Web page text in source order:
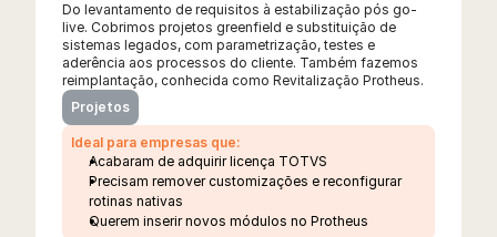
Do levantamento de requisitos à estabilização pós go-
live. Cobrimos projetos greenfield e substituição de
sistemas legados, com parametrização, testes e
aderência aos processos do cliente. Também fazemos
reimplantação, conhecida como Revitalização Protheus.
Projetos
Ideal para empresas que:
Acabaram de adquirir licença TOTVS
Precisam remover customizações e reconfigurar
rotinas nativas
Querem inserir novos módulos no Protheus